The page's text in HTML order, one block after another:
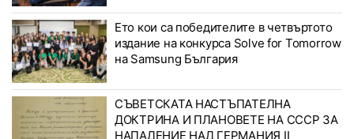
Ето кои са победителите в четвъртото
издание на конкурса Solve for Tomorrow
на Samsung България
СЪВЕТСКАТА НАСТЪПАТЕЛНА
ДОКТРИНА И ПЛАНОВЕТЕ НА СССР ЗА
НАПАДЕНИЕ НАД ГЕРМАНИЯ II